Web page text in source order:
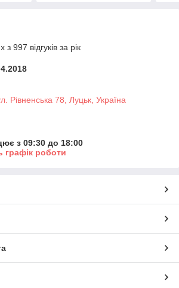
997 відгуків за рік
Рівненська 78, Луцьк, Україна
з 09:30 до 18:00
графік роботи